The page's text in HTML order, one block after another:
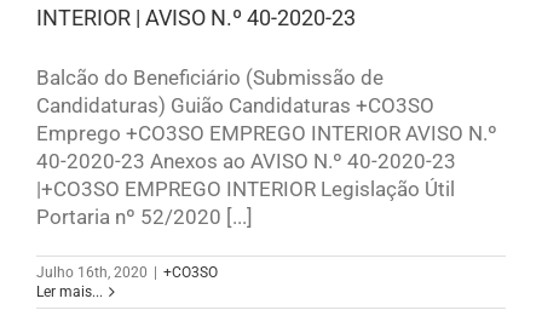
INTERIOR | AVISO N.º 40-2020-23
Balcão do Beneficiário (Submissão de
Candidaturas) Guião Candidaturas +CO3SO
Emprego +CO3SO EMPREGO INTERIOR AVISO N.º
40-2020-23 Anexos ao AVISO N.º 40-2020-23
|+CO3SO EMPREGO INTERIOR Legislação Útil
Portaria nº 52/2020 [...]
Julho 16th, 2020 | +CO3SO
Ler mais...